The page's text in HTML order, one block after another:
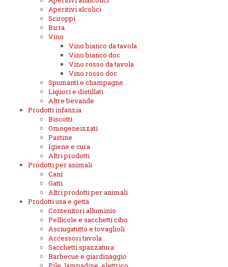
Aperitivi alcolici
Sciroppi
Birra
Vino
Vino bianco da tavola
Vino bianco doc
Vino rosso da tavola
Vino rosso doc
Spumanti e champagne
Liquori e distillati
Altre bevande
Prodotti infanzia
Biscotti
Omogeneizzati
Pastine
Igiene e cura
Altri prodotti
Prodotti per animali
Cani
Gatti
Altri prodotti per animali
Prodotti usa e getta
Contenitori alluminio
Pellicole e sacchetti cibo
Asciugatutto e tovaglioli
Accessori tavola
Sacchetti spazzatura
Barbecue e giardinaggio